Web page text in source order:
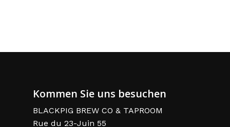
Kommen Sie uns besuchen
BLACKPIG BREW CO & TAPROOM
Rue du 23-Juin 55